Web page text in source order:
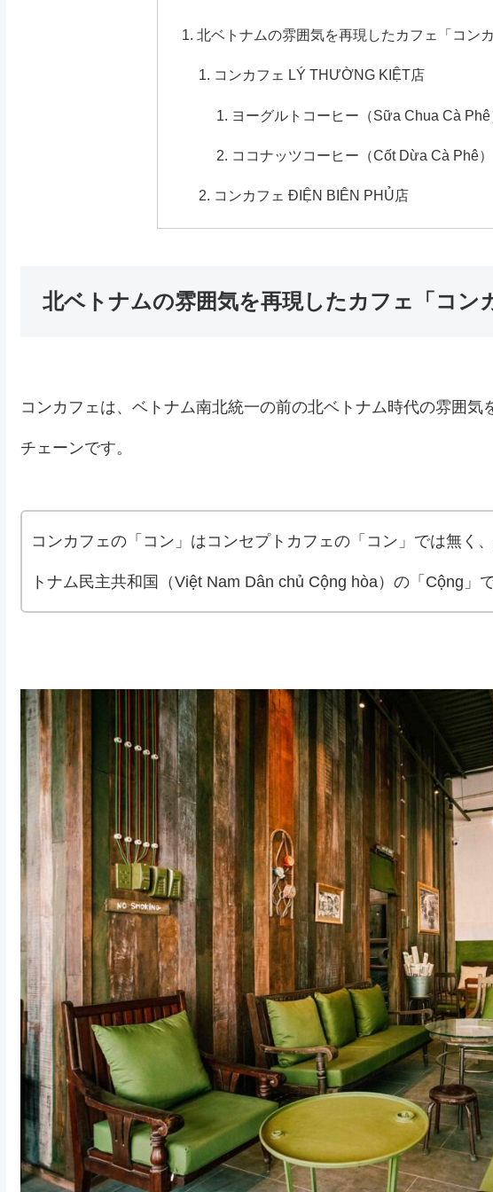
北ベトナムの雰囲気を再現したカフェ「コン
コンカフェ LÝ THƯỜNG KIỆT店
ヨーグルトコーヒー（Sữa Chua Cà Phê
ココナッツコーヒー（Cốt Dừa Cà Phê）
コンカフェ ĐIỆN BIÊN PHỦ店
北ベトナムの雰囲気を再現したカフェ「コン
コンカフェは、ベトナム南北統一の前の北ベトナム時代の雰囲
チェーンです。
コンカフェの「コン」はコンセプトカフェの「コン」では無く
トナム民主共和国（Việt Nam Dân chủ Cộng hòa）の「Cộng」で